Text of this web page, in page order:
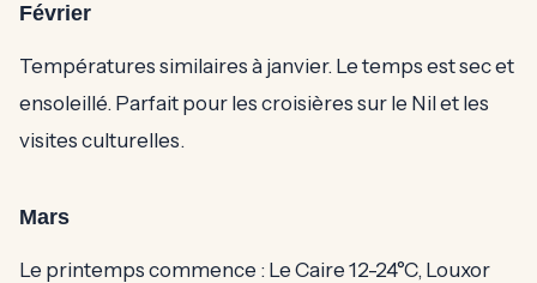
Février
Températures similaires à janvier. Le temps est sec et
ensoleillé. Parfait pour les croisières sur le Nil et les
visites culturelles.
Mars
Le printemps commence : Le Caire 12-24°C, Louxor